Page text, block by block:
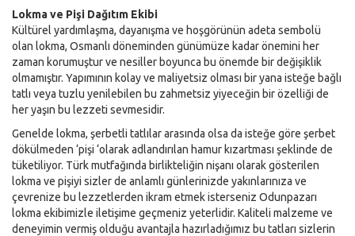
Lokma ve Pişi Dağıtım Ekibi
Kültürel yardımlaşma, dayanışma ve hoşgörünün adeta sembolü
olan lokma, Osmanlı döneminden günümüze kadar önemini her
zaman korumuştur ve nesiller boyunca bu önemde bir değişiklik
olmamıştır. Yapımının kolay ve maliyetsiz olması bir yana isteğe bağlı
tatlı veya tuzlu yenilebilen bu zahmetsiz yiyeceğin bir özelliği de
her yaşın bu lezzeti sevmesidir.
Genelde lokma, şerbetli tatlılar arasında olsa da isteğe göre şerbet
dökülmeden ‘pişi ‘olarak adlandırılan hamur kızartması şeklinde de
tüketiliyor. Türk mutfağında birlikteliğin nişanı olarak gösterilen
lokma ve pişiyi sizler de anlamlı günlerinizde yakınlarınıza ve
çevrenize bu lezzetlerden ikram etmek isterseniz Odunpazarı
lokma ekibimizle iletişime geçmeniz yeterlidir. Kaliteli malzeme ve
deneyimin vermiş olduğu avantajla hazırladığımız bu tatları sizlerin